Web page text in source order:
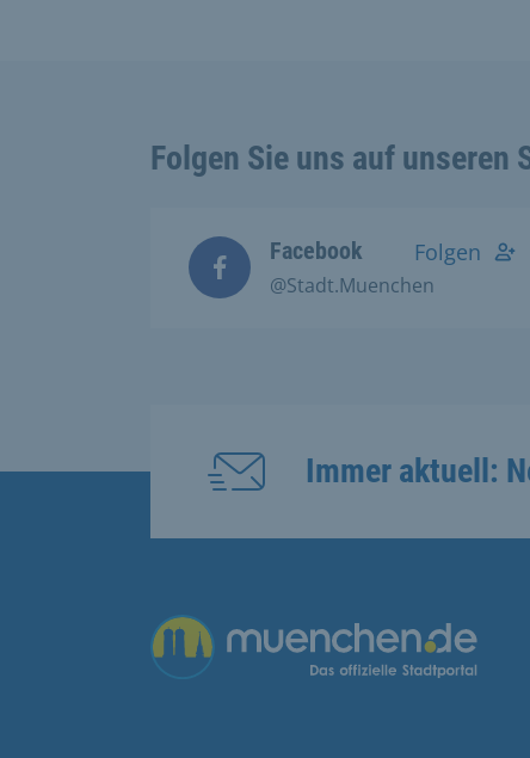
Folgen Sie uns auf unseren
Facebook
@Stadt.Muenchen
Folgen
Immer aktuell:
Übergreifende Links